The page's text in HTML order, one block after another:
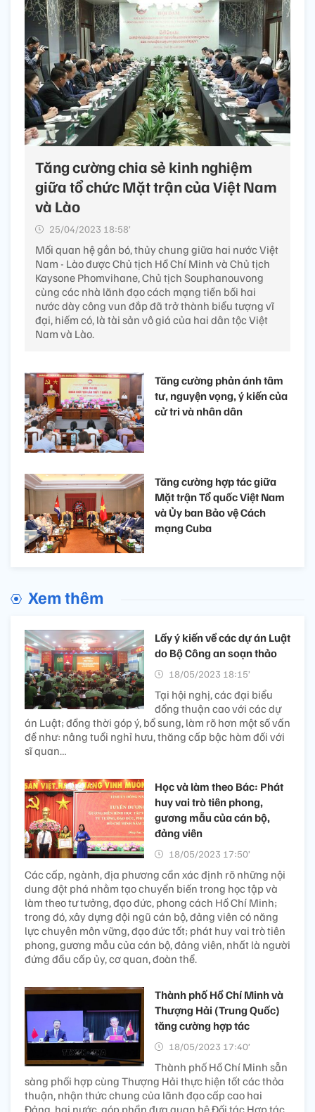
Tăng cường chia sẻ kinh nghiệm
giữa tổ chức Mặt trận của Việt Nam
và Lào
25/04/2023 18:58’
Mối quan hệ gắn bó, thủy chung giữa hai nước Việt
Nam - Lào được Chủ tịch Hồ Chí Minh và Chủ tịch
Kaysone Phomvihane, Chủ tịch Souphanouvong
cùng các nhà lãnh đạo cách mạng tiền bối hai
nước dày công vun đắp đã trở thành biểu tượng vĩ
đại, hiếm có, là tài sản vô giá của hai dân tộc Việt
Nam và Lào.
Tăng cường phản ánh tâm
tư, nguyện vọng, ý kiến của
cử tri và nhân dân
Tăng cường hợp tác giữa
Mặt trận Tổ quốc Việt Nam
và Ủy ban Bảo vệ Cách
mạng Cuba
Xem thêm
Lấy ý kiến về các dự án Luật
do Bộ Công an soạn thảo
18/05/2023 18:15’
Tại hội nghị, các đại biểu
đồng thuận cao với các dự
án Luật; đồng thời góp ý, bổ sung, làm rõ hơn một số vấn
đề như: nâng tuổi nghỉ hưu, thăng cấp bậc hàm đối với
sĩ quan…
Học và làm theo Bác: Phát
huy vai trò tiên phong,
gương mẫu của cán bộ,
đảng viên
18/05/2023 17:50’
Các cấp, ngành, địa phương cần xác định rõ những nội
dung đột phá nhằm tạo chuyển biến trong học tập và
làm theo tư tưởng, đạo đức, phong cách Hồ Chí Minh;
trong đó, xây dựng đội ngũ cán bộ, đảng viên có năng
lực chuyên môn vững, đạo đức tốt; phát huy vai trò tiên
phong, gương mẫu của cán bộ, đảng viên, nhất là người
đứng đầu cấp ủy, cơ quan, đoàn thể.
Thành phố Hồ Chí Minh và
Thượng Hải (Trung Quốc)
tăng cường hợp tác
18/05/2023 17:40’
Thành phố Hồ Chí Minh sẵn
sàng phối hợp cùng Thượng Hải thực hiện tốt các thỏa
thuận, nhận thức chung của lãnh đạo cấp cao hai